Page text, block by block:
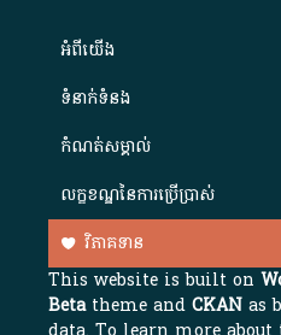
អំពី​យើង​
ទំនាក់ទំនង
កំណត់សម្គាល់
លក្ខខណ្ឌនៃការប្រើប្រាស់
វិភាគទាន
This website is built on
Betatheme andCKAN as